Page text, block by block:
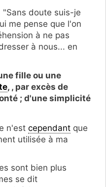
"Sans doute suis-je
me pense que l'on
à ne pas
à nous... en
fille ou une
, , par excès de
; d'une simplicité
n'est cependant que
utilisée à ma
sont bien plus
se dit